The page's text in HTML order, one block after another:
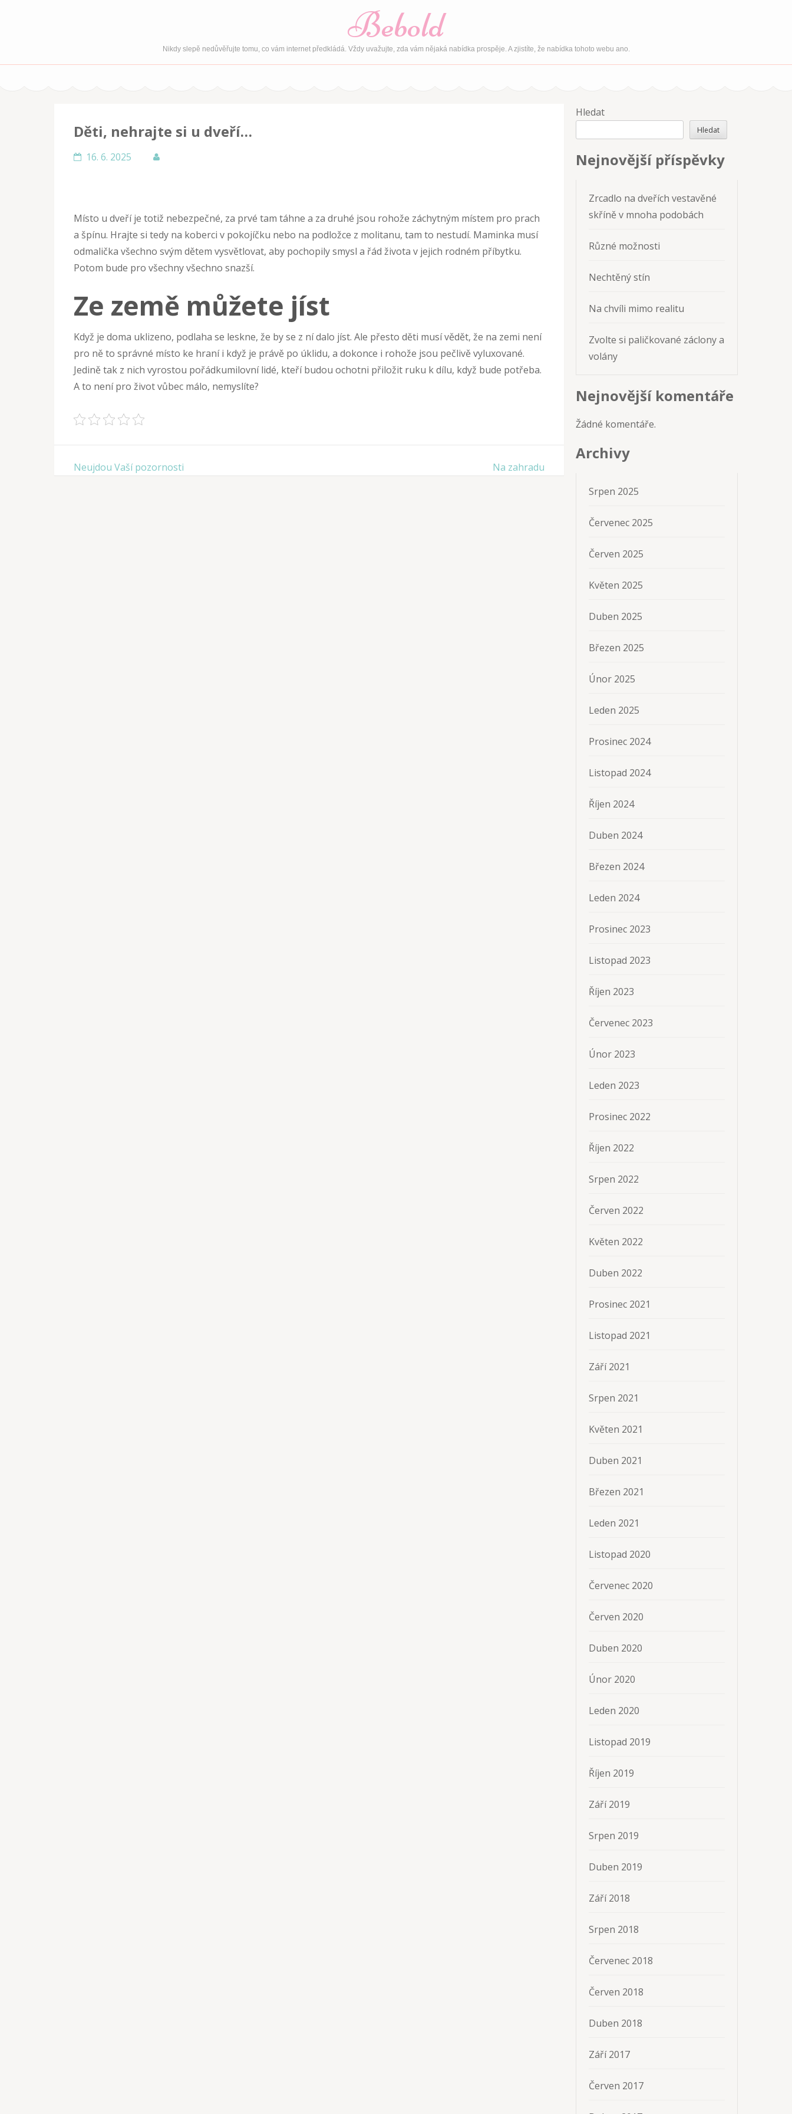
Bebold
Nikdy slepě nedůvěřujte tomu, co vám internet předkládá. Vždy uvažujte, zda vám nějaká nabídka prospěje. A zjistíte, že nabídka tohoto webu ano.
Děti, nehrajte si u dveří…
16. 6. 2025
Místo u dveří je totiž nebezpečné, za prvé tam táhne a za druhé jsou rohože záchytným místem pro prach
a špínu. Hrajte si tedy na koberci v pokojíčku nebo na podložce z molitanu, tam to nestudí. Maminka musí
odmalička všechno svým dětem vysvětlovat, aby pochopily smysl a řád života v jejich rodném příbytku.
Potom bude pro všechny všechno snazší.
Ze země můžete jíst
Když je doma uklizeno, podlaha se leskne, že by se z ní dalo jíst. Ale přesto děti musí vědět, že na zemi není
pro ně to správné místo ke hraní i když je právě po úklidu, a dokonce i rohože jsou pečlivě vyluxované.
Jedině tak z nich vyrostou pořádkumilovní lidé, kteří budou ochotni přiložit ruku k dílu, když bude potřeba.
A to není pro život vůbec málo, nemyslíte?
Navigace
Neujdou Vaší pozornosti Na zahradu
Hledat
Hledat
Nejnovější příspěvky
Zrcadlo na dveřích vestavěné
skříně v mnoha podobách
Různé možnosti
Nechtěný stín
Na chvíli mimo realitu
Zvolte si paličkované záclony a
volány
Nejnovější komentáře
Žádné komentáře.
Archivy
Srpen 2025
Červenec 2025
Červen 2025
Květen 2025
Duben 2025
Březen 2025
Únor 2025
Leden 2025
Prosinec 2024
Listopad 2024
Říjen 2024
Duben 2024
Březen 2024
Leden 2024
Prosinec 2023
Listopad 2023
Říjen 2023
Červenec 2023
Únor 2023
Leden 2023
Prosinec 2022
Říjen 2022
Srpen 2022
Červen 2022
Květen 2022
Duben 2022
Prosinec 2021
Listopad 2021
Září 2021
Srpen 2021
Květen 2021
Duben 2021
Březen 2021
Leden 2021
Listopad 2020
Červenec 2020
Červen 2020
Duben 2020
Únor 2020
Leden 2020
Listopad 2019
Říjen 2019
Září 2019
Srpen 2019
Duben 2019
Září 2018
Srpen 2018
Červenec 2018
Červen 2018
Duben 2018
Září 2017
Červen 2017